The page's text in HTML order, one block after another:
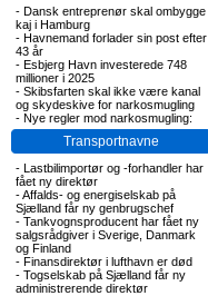
- Dansk entreprenør skal ombygge
kaj i Hamburg
- Havnemand forlader sin post efter
43 år
- Esbjerg Havn investerede 748
millioner i 2025
- Skibsfarten skal ikke være kanal
og skydeskive for narkosmugling
- Nye regler mod narkosmugling:
Transportnavne
- Lastbilimportør og -forhandler har
fået ny direktør
-Affalds- og energiselskab på
Sjælland får ny genbrugschef
- Tankvognsproducent har fået ny
salgsrådgiver i Sverige, Danmark
og Finland
- Finansdirektør i lufthavn er død
- Togselskab på Sjælland får ny
administrerende direktør